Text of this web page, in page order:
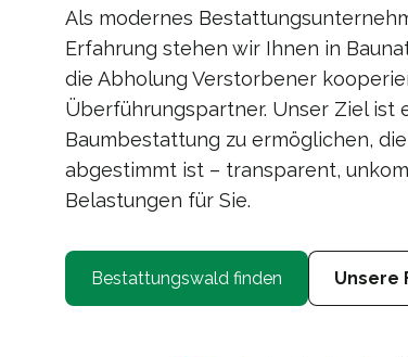
Als modernes
Erfahrung stehen wir Ihnen in
die Abholung Verstorbener
Überführungspartner. Unser Ziel ist
Baumbestattung zu ermöglichen,
abgestimmt ist – transparent,
Belastungen für Sie.
Bestattungswald finden Unsere